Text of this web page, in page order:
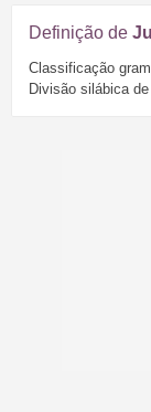
Definição de
Classificação
Divisão silábica